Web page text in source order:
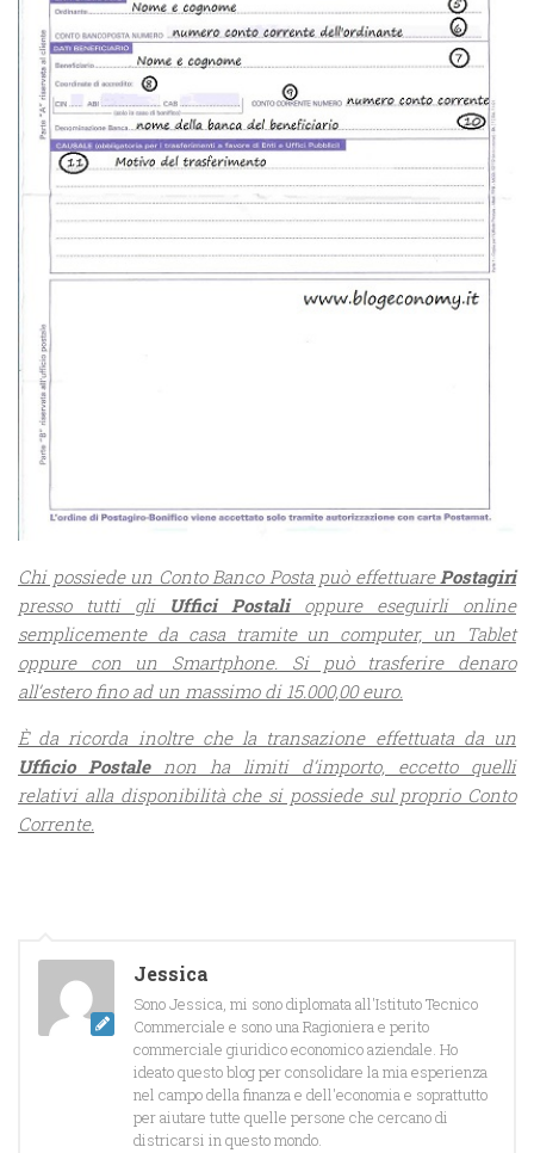
Chi possiede un Conto Banco Posta può effettuarePostagiri
presso tutti gli Uffici Postalioppure eseguirli online
semplicemente da casa tramite un computer, un Tablet
oppure con un Smartphone. Si può trasferire denaro
all’estero fino ad un massimo di 15.000,00 euro.
È da ricorda inoltre che la transazione effettuata da un
Ufficio Postalenon ha limiti d’importo, eccetto quelli
relativi alla disponibilità che si possiede sul proprio Conto
Corrente.
Jessica
Sono Jessica, mi sono diplomata all'Istituto Tecnico
Commerciale e sono una Ragioniera e perito
commerciale giuridico economico aziendale. Ho
ideato questo blog per consolidare la mia esperienza
nel campo della finanza e dell'economia e soprattutto
per aiutare tutte quelle persone che cercano di
districarsi in questo mondo.